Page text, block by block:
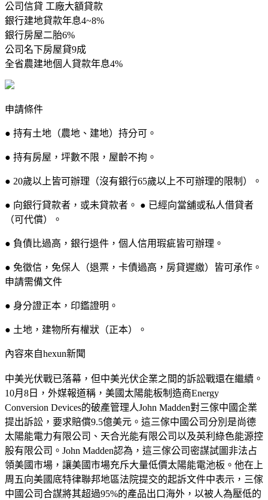
公司信貸 工廠大額貸款
銀行建地貸款年息4~8%
銀行房屋二胎6%
公司名下房屋貸9成
全省農建地個人貸款年息4%
申請條件
● 持有土地（農地、建地）持分可。
● 持有房屋，坪數不限，屋齡不拘。
● 20歲以上皆可辦理（沒有銀行65歲以上不可辦理的限制）。
● 向銀行貸款者，或未貸款者。 ● 已經向當舖或私人借貸者
（可代償）。
● 負債比過高，銀行退件，個人信用瑕疵皆可辦理。
● 免徵信，免保人（退票，卡債過高，房貸遲繳）皆可承作。
申請需備文件
● 身分證正本，印鑑證明。
● 土地，建物所有權狀（正本）。
內容來自hexun新聞
中美光伏戰已落幕，但中美光伏企業之間的訴訟戰還在繼續。
10月8日，外媒報道稱，美國太陽能板制造商Energy
Conversion Devices的破產管理人John Madden對三傢中國企業
提出訴訟，要求賠償9.5億美元。這三傢中國公司分別是尚德
太陽能電力有限公司、天合光能有限公司以及英利綠色能源控
股有限公司。John Madden認為，這三傢公司密謀試圖非法占
領美國市場，讓美國市場充斥大量低價太陽能電池板。他在上
周五向美國底特律聯邦地區法院提交的起訴文件中表示，三傢
中國公司合謀將其超過95%的產品出口海外，以被人為壓低的